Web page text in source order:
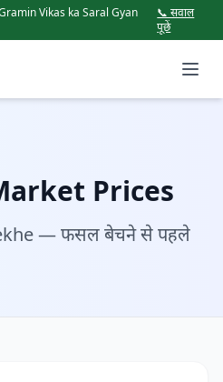
Vikas ka Saral Gyan
📞 सवाल
पूछें
Prices
— फसल बेचने से पहले